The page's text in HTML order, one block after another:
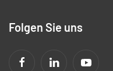
Folgen Sie uns